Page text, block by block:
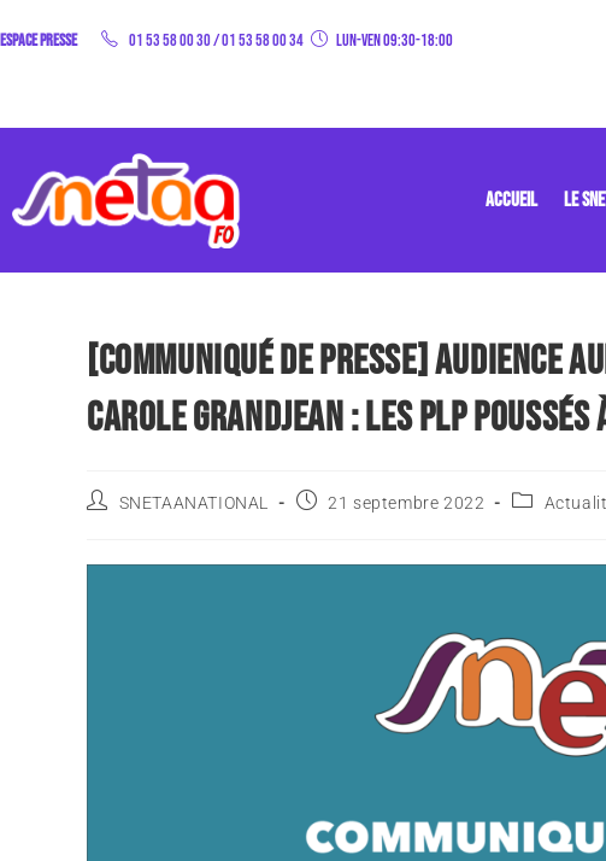
Espace Presse 01 53 58 00 30/01 53 58 00 34 Lun-Ven 09:30-18:00
ACCUEIL LE
[COMMUNIQUÉ DE PRESSE] AUDIENCE
CAROLE GRANDJEAN : LES PLP
SNETAANATIONAL 21 septembre 2022